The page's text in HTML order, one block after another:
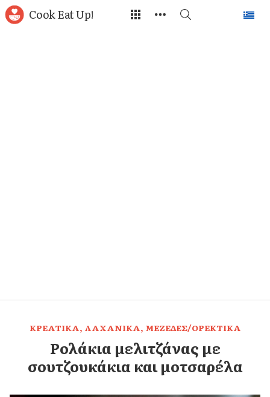
Cook Eat Up!
ΚΡΕΑΤΙΚΑ, ΛΑΧΑΝΙΚΑ, ΜΕΖΕΔΕΣ/ΟΡΕΚΤΙΚΑ
Ρολάκια μελιτζάνας με
σουτζουκάκια και μοτσαρέλα